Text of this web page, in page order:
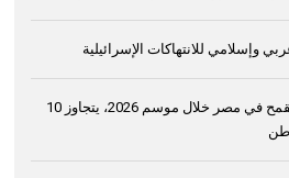
وإسلامي للانتهاكات الإسرائيلية
إنتاج القمح في مصر خلال موسم 2026، يتجاوز 10
طن